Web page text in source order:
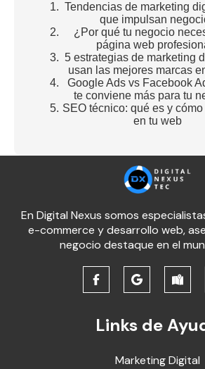
Tendencias de marketing
que impulsan
¿Por qué tu negocio
página web
5 estrategias de marketing
usan las mejores marcas
Google Ads vs Facebook
te conviene más para tu
SEO técnico: qué es y
en tu web
En Digital Nexus somos
e-commerce y desarrollo web,
negocio destaque en el
Links de
Marketing Digital